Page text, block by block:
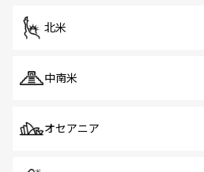
北米
中南米
オセアニア